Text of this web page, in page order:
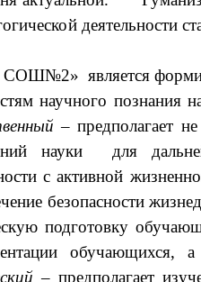
деятельности
является
научного познания
– предполагает
науки для
с активной
безопасности
подготовку
– предполагает